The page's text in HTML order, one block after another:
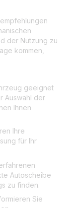
der Nutzung zu
kommen,
geeignet
Auswahl der
Ihnen
Ihre
für Ihr
Autoscheibe
zu finden.
Sie